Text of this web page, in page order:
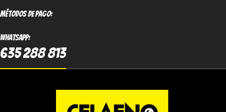
métodos de pago:
Whatsapp:
635 288 813